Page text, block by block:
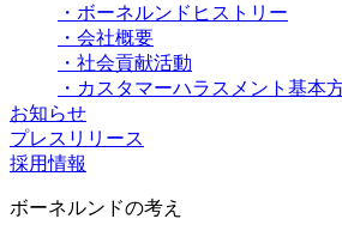
・ボーネルンドヒストリー
・会社概要
・社会貢献活動
・カスタマーハラスメント基本
お知らせ
プレスリリース
採用情報
ボーネルンドの考え